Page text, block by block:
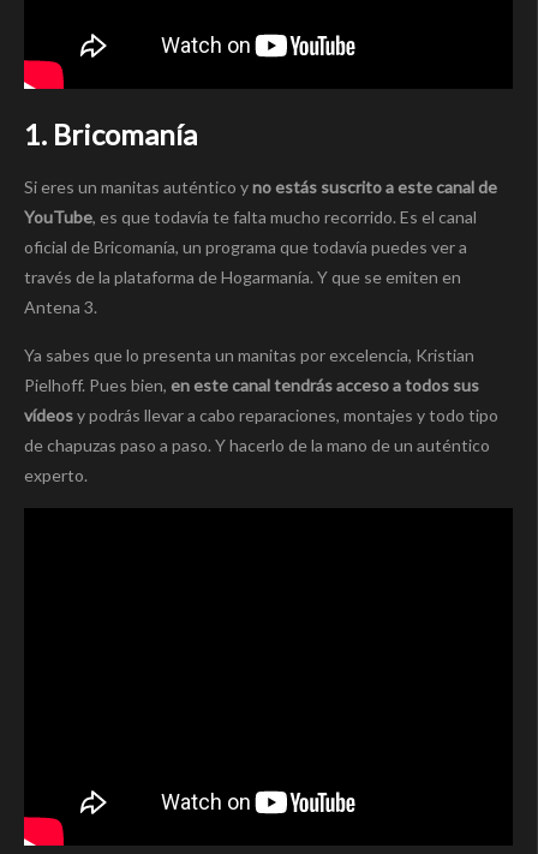
1. Bricomanía
Si eres un manitas auténtico yno estás suscrito a este canal de
YouTube, es que todavía te falta mucho recorrido. Es el canal
oficial de Bricomanía, un programa que todavía puedes ver a
través de la plataforma de Hogarmanía. Y que se emiten en
Antena 3.
Ya sabes que lo presenta un manitas por excelencia, Kristian
Pielhoff. Pues bien, en este canal tendrás acceso a todos sus
vídeosy podrás llevar a cabo reparaciones, montajes y todo tipo
de chapuzas paso a paso. Y hacerlo de la mano de un auténtico
experto.